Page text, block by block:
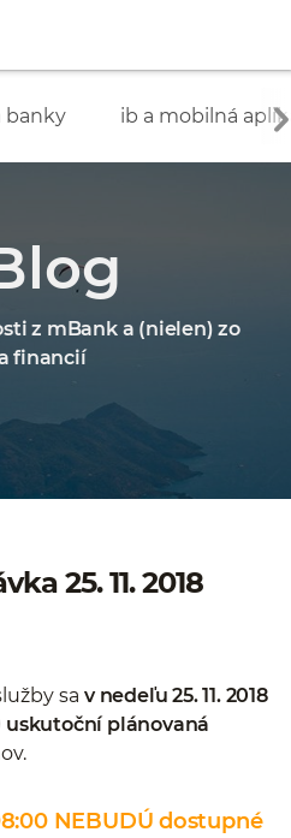
banky ib a mobilná
z mBank a (nielen) zo
financií
25. 11. 2018
sa v nedeľu 25. 11. 2018
uskutoční plánovaná
NEBUDÚ dostupné